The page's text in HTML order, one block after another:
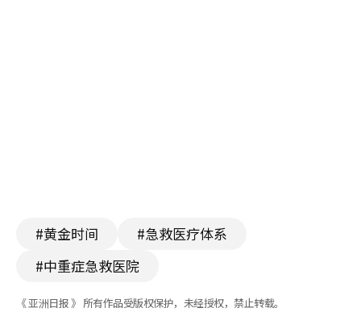
#黄金时间
#急救医疗体系
#中重症急救医院
《 亚洲日报 》 所有作品受版权保护，未经授权，禁止转载。